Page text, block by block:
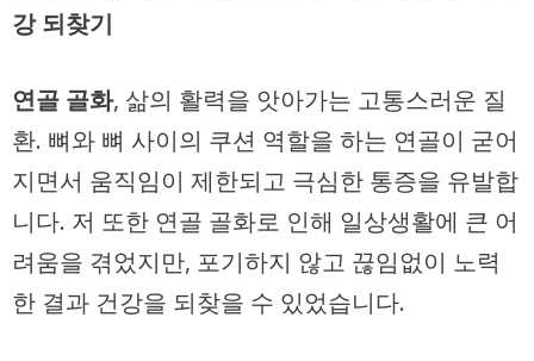
강 되찾기
연골 골화, 삶의 활력을 앗아가는 고통스러운 질
환. 뼈와 뼈 사이의 쿠션 역할을 하는 연골이 굳어
지면서 움직임이 제한되고 극심한 통증을 유발합
니다. 저 또한 연골 골화로 인해 일상생활에 큰 어
려움을 겪었지만, 포기하지 않고 끊임없이 노력
한 결과 건강을 되찾을 수 있었습니다.